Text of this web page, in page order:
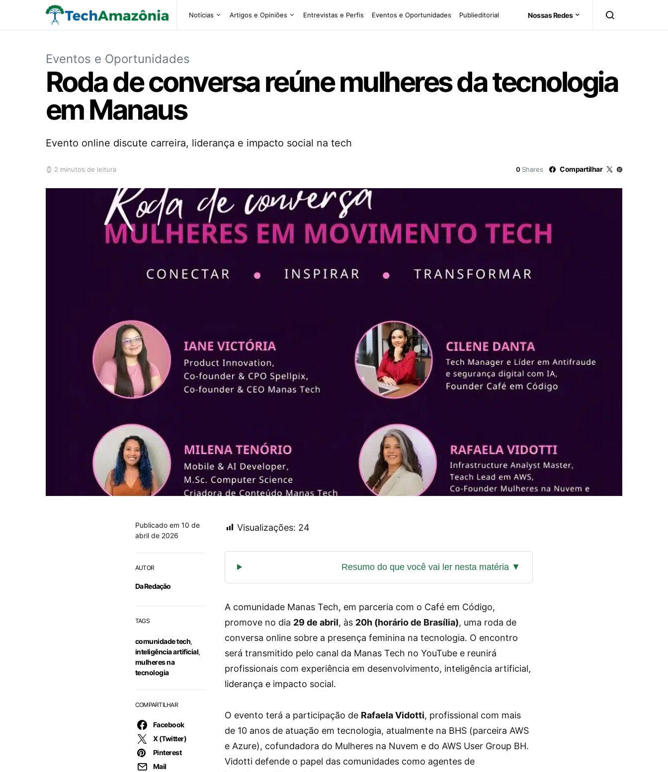
Notícias Artigos e Opiniões Entrevistas e Perfis Eventos e Oportunidades Publieditorial Nossas Redes
Eventos e Oportunidades
Roda de conversa reúne mulheres da tecnologia
em Manaus
Evento online discute carreira, liderança e impacto social na tech
2 minutos de leitura 0 Shares Compartilhar
Publicado em 10 de
abril de 2026
AUTOR
Da Redação
TAGS
comunidade tech,
inteligência artificial,
mulheres na
tecnologia
COMPARTILHAR
Facebook
X (Twitter)
Pinterest
Mail
Visualizações: 24
A comunidade Manas Tech, em parceria com o Café em Código,
promove no dia 29 de abril, às 20h (horário de Brasília), uma roda de
conversa online sobre a presença feminina na tecnologia. O encontro
será transmitido pelo canal da Manas Tech no YouTube e reunirá
profissionais com experiência em desenvolvimento, inteligência artificial,
liderança e impacto social.
O evento terá a participação de Rafaela Vidotti, profissional com mais
de 10 anos de atuação em tecnologia, atualmente na BHS (parceira AWS
e Azure), cofundadora do Mulheres na Nuvem e do AWS User Group BH.
Vidotti defende o papel das comunidades como agentes de